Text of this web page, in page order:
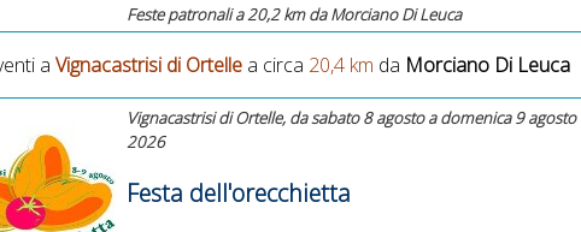
Feste patronali a 20,2 km da Morciano Di Leuca
a Vignacastrisi di Ortellea circa 20,4 km da Morciano Di Leuca
Vignacastrisi di Ortelle, da sabato 8 agosto a domenica 9 agosto
2026
Festa dell'orecchietta